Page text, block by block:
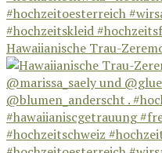
Hawaiianische Trau-